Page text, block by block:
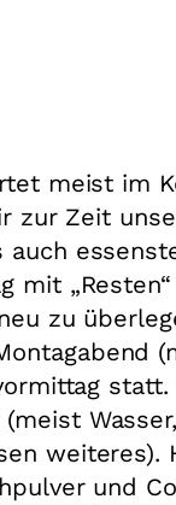
meist im
zur Zeit
mit
zu
(meist
weiteres).
und